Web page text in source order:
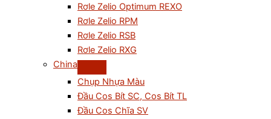
Rơle Zelio Optimum REXO
Rơle Zelio RPM
Rơle Zelio RSB
Rơle Zelio RXG
China
Chụp Nhựa Màu
Đầu Cos Bít SC, Cos Bít TL
Đầu Cos Chĩa SV